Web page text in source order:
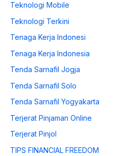
Teknologi Mobile
Teknologi Terkini
Tenaga Kerja Indonesi
Tenaga Kerja Indonesia
Tenda Sarnafil Jogja
Tenda Sarnafil Solo
Tenda Sarnafil Yogyakarta
Terjerat Pinjaman Online
Terjerat Pinjol
TIPS FINANCIAL FREEDOM